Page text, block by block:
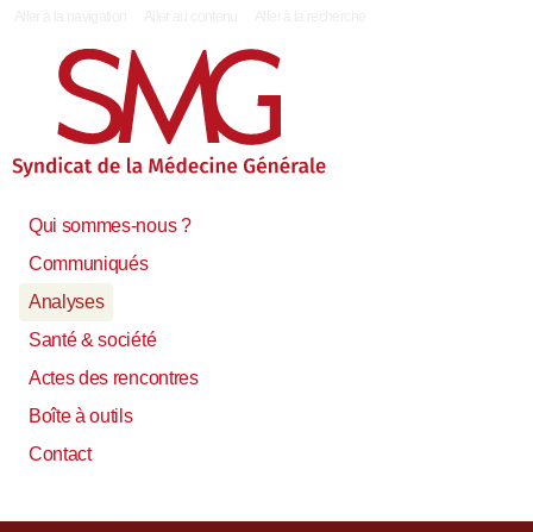
Qui sommes-nous ?
Communiqués
Analyses
Santé & société
Actes des rencontres
Boîte à outils
Contact